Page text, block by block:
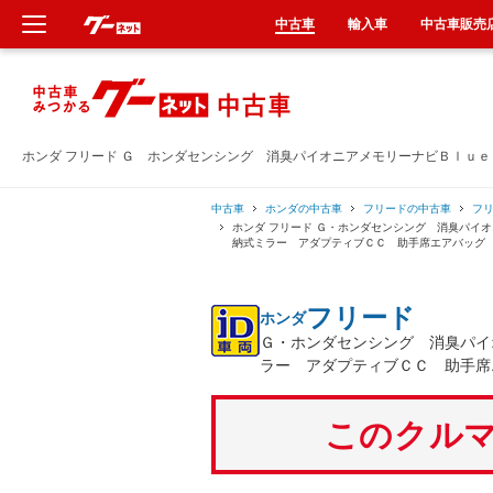
ホンダ フリード Ｇ ホンダセンシング 消臭パイオニアメモリーナビＢｌｕ
中古車 ホンダの中古車 フリードの中古車
フ
ホンダ フリード Ｇ・ホンダセンシング 消臭パイ
納式ミラー アダプティブＣＣ 助手席エアバッ
ホンダフリード
Ｇ・ホンダセンシング 消臭パ
ラー アダプティブＣＣ 助手
このクル
中古車 輸入車 中古車販売
新車
中古車